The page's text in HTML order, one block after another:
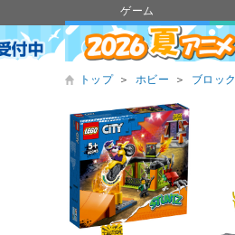
ゲーム
トップ ＞ ホビー ＞ ブロック